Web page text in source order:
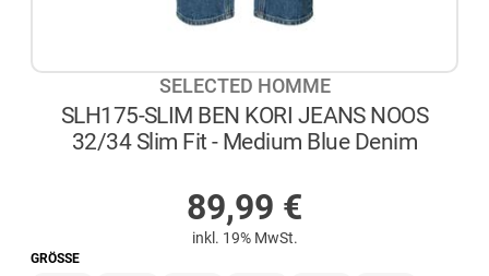
SELECTED HOMME
SLH175-SLIM BEN KORI JEANS NOOS
32/34 Slim Fit - Medium Blue Denim
89,99 €
inkl. 19% MwSt.
GRÖSSE